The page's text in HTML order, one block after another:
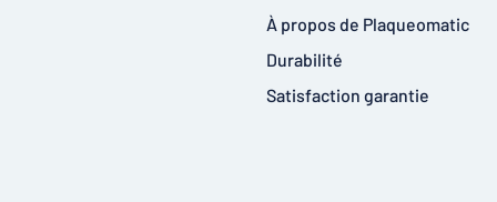
À propos de Plaqueomatic
Durabilité
Satisfaction garantie